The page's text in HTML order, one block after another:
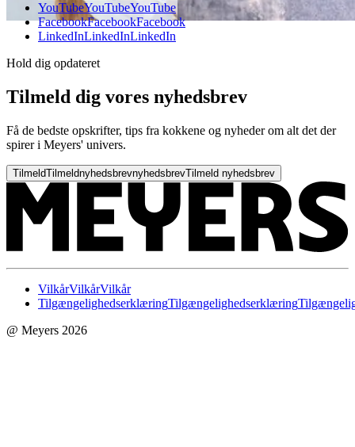
YouTubeYouTubeYouTube
FacebookFacebookFacebook
LinkedInLinkedInLinkedIn
Hold dig opdateret
Tilmeld dig vores nyhedsbrev
Få de bedste opskrifter, tips fra kokkene og nyheder om alt det der
spirer i Meyers' univers.
TilmeldTilmeldnyhedsbrevnyhedsbrevTilmeld nyhedsbrev
VilkårVilkårVilkår
TilgængelighedserklæringTilgængelighedserklæring
@ Meyers 2026